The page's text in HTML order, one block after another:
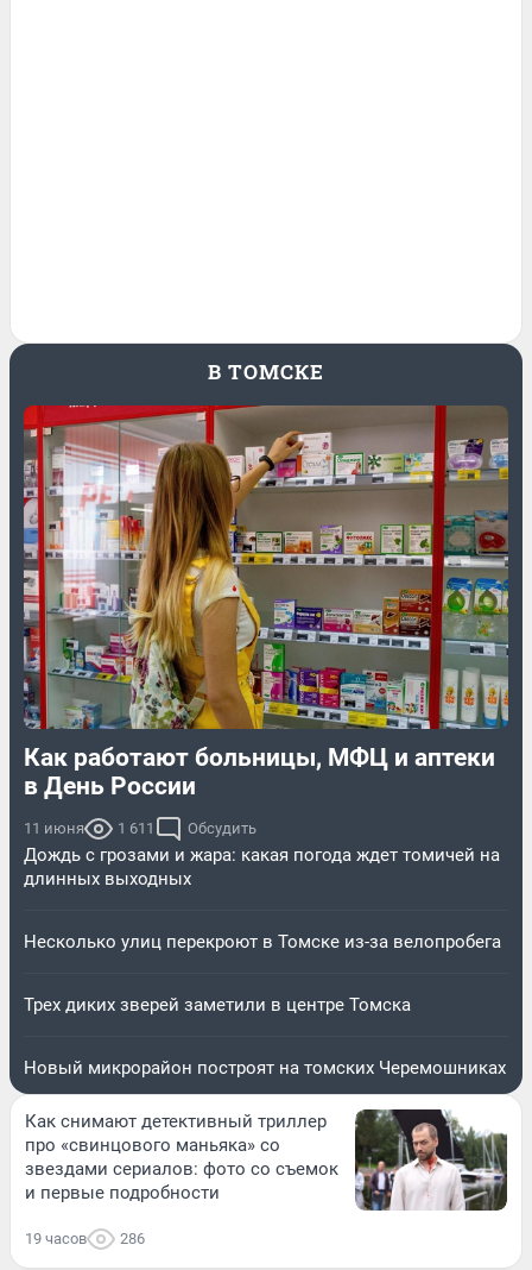
В ТОМСКЕ
Как работают больницы, МФЦ и аптеки
в День России
11 июня 1 611 Обсудить
Дождь с грозами и жара: какая погода ждет томичей на
длинных выходных
Несколько улиц перекроют в Томске из-за велопробега
Трех диких зверей заметили в центре Томска
Новый микрорайон построят на томских Черемошниках
Как снимают детективный триллер
про «свинцового маньяка» со
звездами сериалов: фото со съемок
и первые подробности
19 часов 286